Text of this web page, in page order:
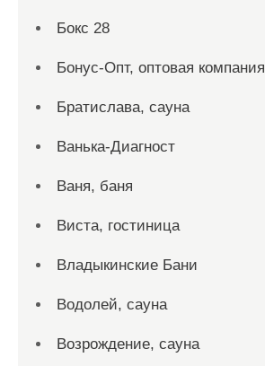
Бокс 28
Бонус-Опт, оптовая компания
Братислава, сауна
Ванька-Диагност
Ваня, баня
Виста, гостиница
Владыкинские Бани
Водолей, сауна
Возрождение, сауна